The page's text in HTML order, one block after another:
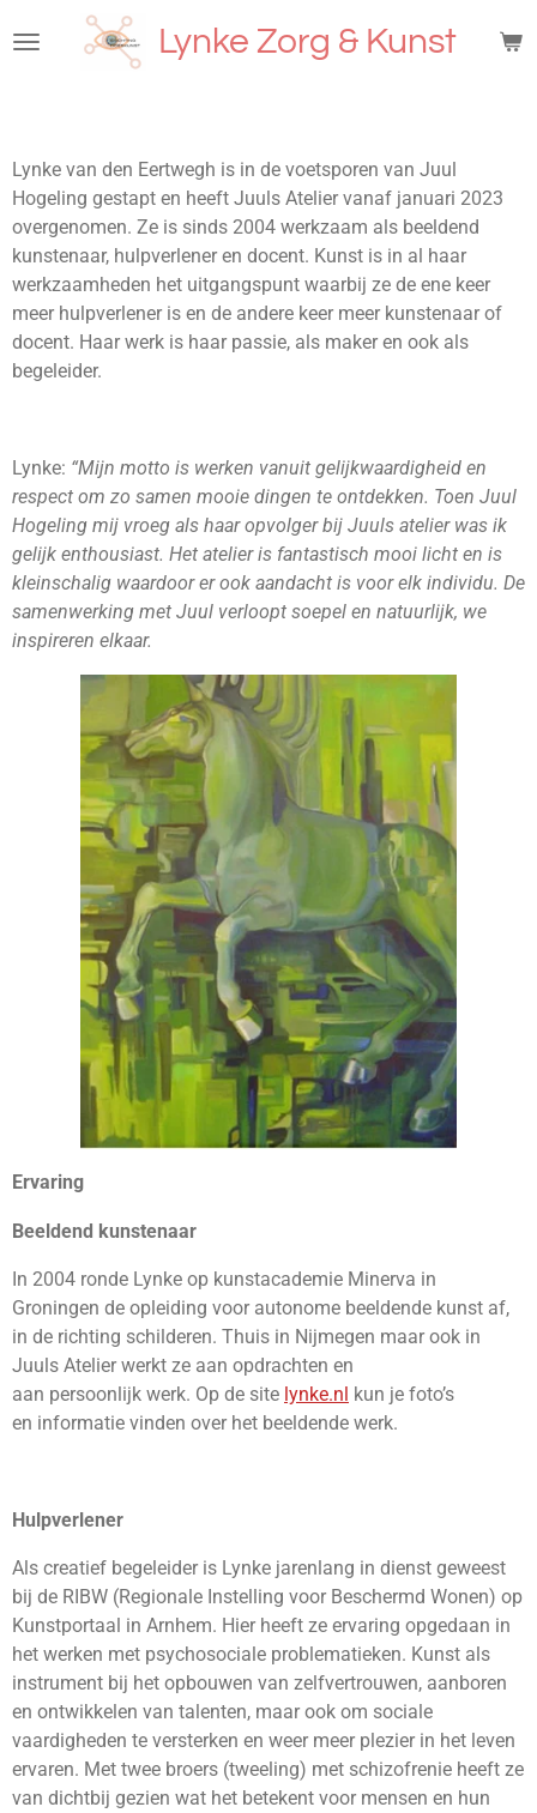
direct
Lynke Zorg & Kunst
Lynke van den Eertwegh is in de voetsporen van Juul
Hogeling gestapt en heeft Juuls Atelier vanaf januari 2023
overgenomen. Ze is sinds 2004 werkzaam als beeldend
kunstenaar, hulpverlener en docent. Kunst is in al haar
werkzaamheden het uitgangspunt waarbij ze de ene keer
meer hulpverlener is en de andere keer meer kunstenaar of
docent. Haar werk is haar passie, als maker en ook als
begeleider.
Lynke: “Mijn motto is werken vanuit gelijkwaardigheid en
respect om zo samen mooie dingen te ontdekken. Toen Juul
Hogeling mij vroeg als haar opvolger bij Juuls atelier was ik
gelijk enthousiast. Het atelier is fantastisch mooi licht en is
kleinschalig waardoor er ook aandacht is voor elk individu. De
samenwerking met Juul verloopt soepel en natuurlijk, we
inspireren elkaar.
Ervaring
Beeldend kunstenaar
In 2004 ronde Lynke op kunstacademie Minerva in
Groningen de opleiding voor autonome beeldende kunst af,
in de richting schilderen. Thuis in Nijmegen maar ook in
Juuls Atelier werkt ze aan opdrachten en
aan persoonlijk werk. Op de site lynke.nl kun je foto’s
en informatie vinden over het beeldende werk.
Hulpverlener
Als creatief begeleider is Lynke jarenlang in dienst geweest
bij de RIBW (Regionale Instelling voor Beschermd Wonen) op
Kunstportaal in Arnhem. Hier heeft ze ervaring opgedaan in
het werken met psychosociale problematieken. Kunst als
instrument bij het opbouwen van zelfvertrouwen, aanboren
en ontwikkelen van talenten, maar ook om sociale
vaardigheden te versterken en weer meer plezier in het leven
ervaren. Met twee broers (tweeling) met schizofrenie heeft ze
van dichtbij gezien wat het betekent voor mensen en hun